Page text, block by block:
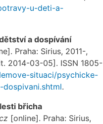
u-deti-a-
a dospívání
Praha: Sirius, 2011-,
2014-03-05]. ISSN 1805-
situaci/psychicke-
.
břicha
[online]. Praha: Sirius,